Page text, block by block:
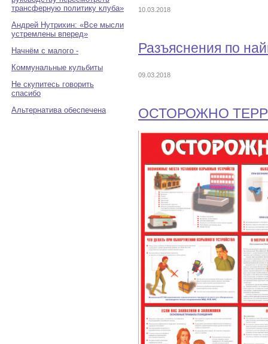
трансферную политику клуба»
Андрей Нутрихин: «Все мысли
устремлены вперед»
Начнём с малого -
Коммунальные кульбиты
Не скупитесь говорить
спасибо
Альтернатива обеспечена
10.03.2018
Разъяснения по
09.03.2018
ОСТОРОЖНО